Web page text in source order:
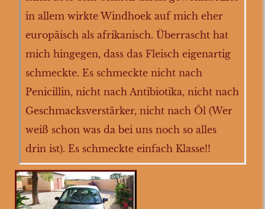
in allem wirkte Windhoek auf mich eher
europäisch als afrikanisch. Überrascht hat
mich hingegen, dass das Fleisch eigenartig
schmeckte. Es schmeckte nicht nach
Penicillin, nicht nach Antibiotika, nicht nach
Geschmacksverstärker, nicht nach Öl (Wer
weiß schon was da bei uns noch so alles
drin ist). Es schmeckte einfach Klasse!!